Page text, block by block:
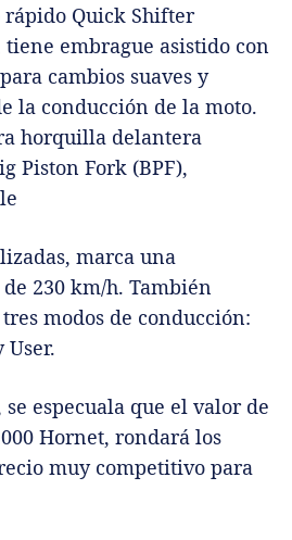
rápido Quick Shifter
tiene embrague asistido con
cambios suaves y
la conducción de la moto.
horquilla delantera
Piston Fork (BPF),
marca una
230 km/h. También
modos de conducción:
User.
especuala que el valor de
Hornet, rondará los
muy competitivo para